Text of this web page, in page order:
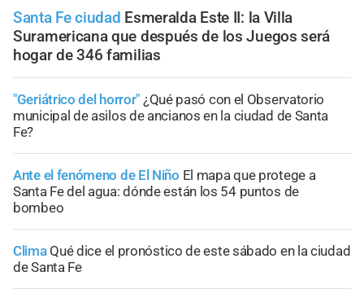
Santa Fe ciudad Esmeralda Este II: la Villa
Suramericana que después de los Juegos será
hogar de 346 familias
"Geriátrico del horror" ¿Qué pasó con el Observatorio
municipal de asilos de ancianos en la ciudad de Santa
Fe?
Ante el fenómeno de El Niño El mapa que protege a
Santa Fe del agua: dónde están los 54 puntos de
bombeo
Clima Qué dice el pronóstico de este sábado en la ciudad
de Santa Fe